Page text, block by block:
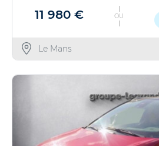
11 980 € OU
Le Mans